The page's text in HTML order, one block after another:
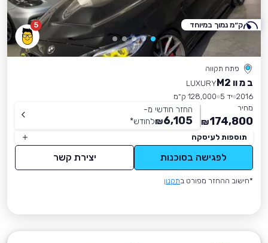
5
פתח תקווה
ב מ וו M2
LUXURY
2016 יד 5
128,000 ק״מ
מחיר
174,800
₪
החזר חודשי מ-
6,105
₪לחודש*
תוספות לעיסקה
לפגישה בסוכנות יצירת קשר
*חישוב ההחזר מפורט בתקנון
ק״מ נמוך במיוחד